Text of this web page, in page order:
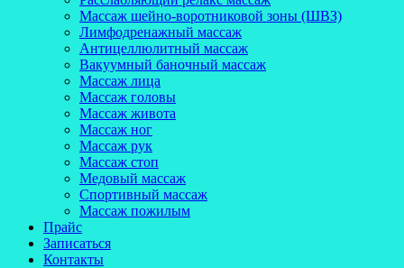
Массаж шейно-воротниковой зоны (ШВЗ)
Лимфодренажный массаж
Антицеллюлитный массаж
Вакуумный баночный массаж
Массаж лица
Массаж головы
Массаж живота
Массаж ног
Массаж рук
Массаж стоп
Медовый массаж
Спортивный массаж
Массаж пожилым
Прайс
Записаться
Контакты